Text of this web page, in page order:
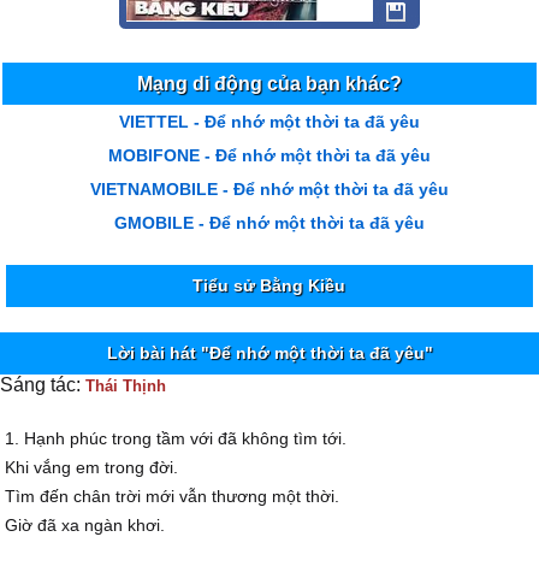
Mạng di động của bạn khác?
VIETTEL - Để nhớ một thời ta đã yêu
MOBIFONE - Để nhớ một thời ta đã yêu
VIETNAMOBILE - Để nhớ một thời ta đã yêu
GMOBILE - Để nhớ một thời ta đã yêu
Tiểu sử Bằng Kiều
Lời bài hát "Để nhớ một thời ta đã yêu"
Sáng tác: Thái Thịnh
1. Hạnh phúc trong tầm với đã không tìm tới.
Khi vắng em trong đời.
Tìm đến chân trời mới vẫn thương một thời.
Giờ đã xa ngàn khơi.